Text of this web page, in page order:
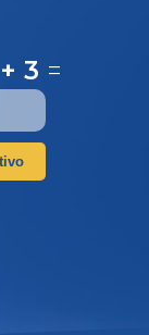
3 =